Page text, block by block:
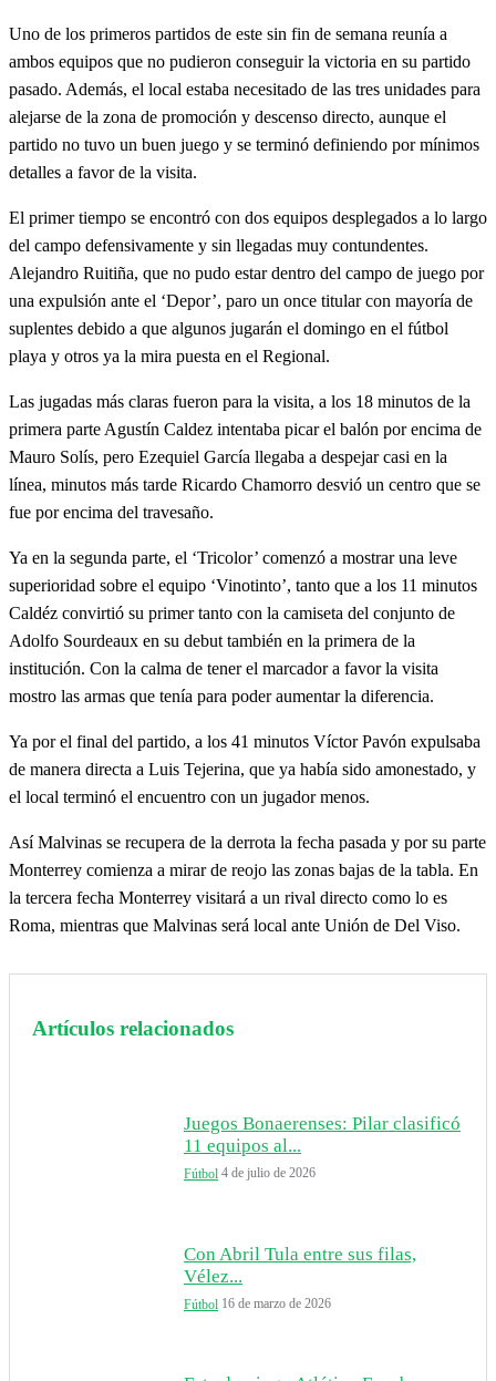
Uno de los primeros partidos de este sin fin de semana reunía a
ambos equipos que no pudieron conseguir la victoria en su partido
pasado. Además, el local estaba necesitado de las tres unidades para
alejarse de la zona de promoción y descenso directo, aunque el
partido no tuvo un buen juego y se terminó definiendo por mínimos
detalles a favor de la visita.
El primer tiempo se encontró con dos equipos desplegados a lo largo
del campo defensivamente y sin llegadas muy contundentes.
Alejandro Ruitiña, que no pudo estar dentro del campo de juego por
una expulsión ante el ‘Depor’, paro un once titular con mayoría de
suplentes debido a que algunos jugarán el domingo en el fútbol
playa y otros ya la mira puesta en el Regional.
Las jugadas más claras fueron para la visita, a los 18 minutos de la
primera parte Agustín Caldez intentaba picar el balón por encima de
Mauro Solís, pero Ezequiel García llegaba a despejar casi en la
línea, minutos más tarde Ricardo Chamorro desvió un centro que se
fue por encima del travesaño.
Ya en la segunda parte, el ‘Tricolor’ comenzó a mostrar una leve
superioridad sobre el equipo ‘Vinotinto’, tanto que a los 11 minutos
Caldéz convirtió su primer tanto con la camiseta del conjunto de
Adolfo Sourdeaux en su debut también en la primera de la
institución. Con la calma de tener el marcador a favor la visita
mostro las armas que tenía para poder aumentar la diferencia.
Ya por el final del partido, a los 41 minutos Víctor Pavón expulsaba
de manera directa a Luis Tejerina, que ya había sido amonestado, y
el local terminó el encuentro con un jugador menos.
Así Malvinas se recupera de la derrota la fecha pasada y por su parte
Monterrey comienza a mirar de reojo las zonas bajas de la tabla. En
la tercera fecha Monterrey visitará a un rival directo como lo es
Roma, mientras que Malvinas será local ante Unión de Del Viso.
Artículos relacionados
Juegos Bonaerenses: Pilar clasificó
11 equipos al...
Fútbol 4 de julio de 2026
Con Abril Tula entre sus filas,
Vélez...
Fútbol 16 de marzo de 2026